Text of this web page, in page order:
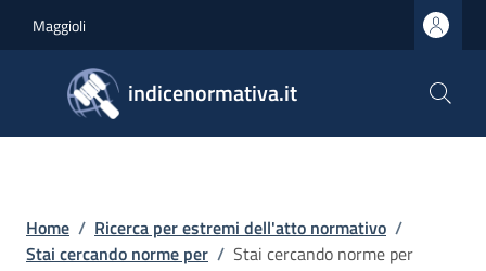
Maggioli
indicenormativa.it
Briciole di pane
Home / Ricerca per estremi dell'atto normativo /
Stai cercando norme per / Stai cercando norme per